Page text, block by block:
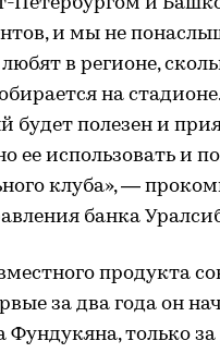
и мы не
в регионе,
на
будет полезен и
ее использовать и
клуба», —
банка
продукта
за два года он
только